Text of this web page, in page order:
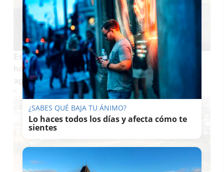
Este municipio de Cádiz dará gratis gafas
homologadas para ver el eclipse del 12 de
agosto en un enclave de ensueño
F. JIMÉNEZ
¿SABES QUÉ BAJA TU ÁNIMO?
Lo haces todos los días y afecta cómo te
sientes